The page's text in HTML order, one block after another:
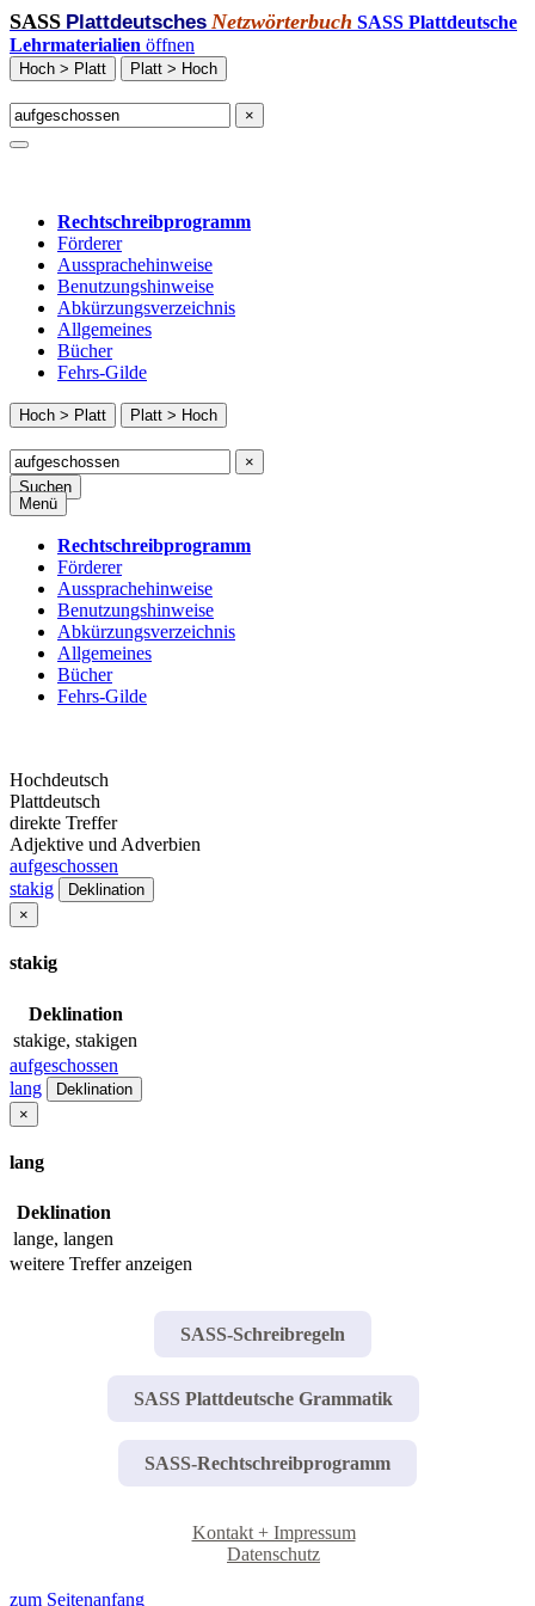
SASS Plattdeutsches Netzwörterbuch SASS Plattdeutsche
Lehrmaterialien öffnen
Hoch > Platt Platt > Hoch
×
Rechtschreibprogramm
Förderer
Aussprachehinweise
Benutzungshinweise
Abkürzungsverzeichnis
Allgemeines
Bücher
Fehrs-Gilde
Hoch > Platt Platt > Hoch
×
Suchen
Menü
Rechtschreibprogramm
Förderer
Aussprachehinweise
Benutzungshinweise
Abkürzungsverzeichnis
Allgemeines
Bücher
Fehrs-Gilde
Hochdeutsch
Plattdeutsch
direkte Treffer
Adjektive und Adverbien
aufgeschossen
stakig
Deklination
×
stakig
Deklination
stakige, stakigen
aufgeschossen
lang
Deklination
×
lang
Deklination
lange, langen
weitere Treffer anzeigen
SASS-Schreibregeln
SASS Plattdeutsche Grammatik
SASS-Rechtschreibprogramm
Kontakt + Impressum
Datenschutz
zum Seitenanfang